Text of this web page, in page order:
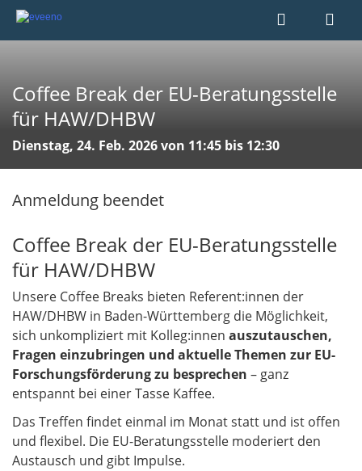
Coffee Break der EU-Beratungsstelle
für HAW/DHBW
Dienstag, 24. Feb. 2026 von 11:45 bis 12:30
Anmeldung beendet
Coffee Break der EU-Beratungsstelle
für HAW/DHBW
Unsere Coffee Breaks bieten Referent:innen der
HAW/DHBW in Baden-Württemberg die Möglichkeit,
sich unkompliziert mit Kolleg:innen auszutauschen,
Fragen einzubringen und aktuelle Themen zur EU-
Forschungsförderung zu besprechen – ganz
entspannt bei einer Tasse Kaffee.
Das Treffen findet einmal im Monat statt und ist offen
und flexibel. Die EU-Beratungsstelle moderiert den
Austausch und gibt Impulse.